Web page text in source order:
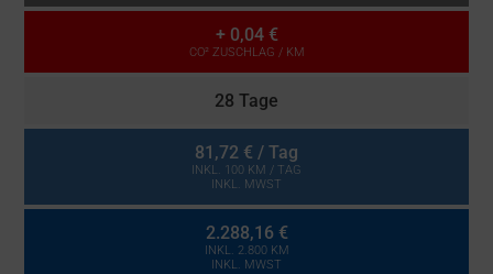
+ 0,04 €
CO² ZUSCHLAG / KM
28 Tage
81,72 € / Tag
INKL. 100 KM / TAG
INKL. MWST
2.288,16 €
INKL. 2.800 KM
INKL. MWST